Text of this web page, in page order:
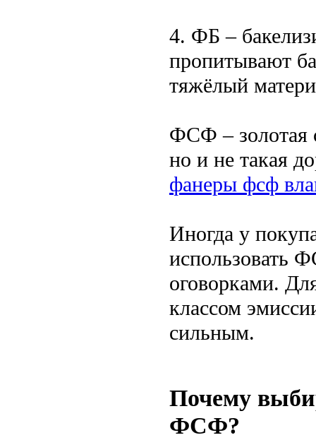
4. ФБ –
пропитывают
тяжёлый
ФСФ – золотая
но и не такая
фанеры фсф
Иногда у
использовать
оговорками.
классом
сильным.
Почему
ФСФ?